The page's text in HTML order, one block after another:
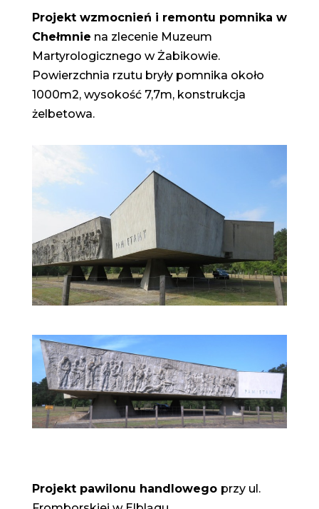
Projekt wzmocnień i remontu pomnika w
Chełmnie na zlecenie Muzeum
Martyrologicznego w Żabikowie.
Powierzchnia rzutu bryły pomnika około
1000m2, wysokość 7,7m, konstrukcja
żelbetowa.
Projekt pawilonu handlowego przy ul.